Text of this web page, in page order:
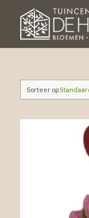
Sorteer op